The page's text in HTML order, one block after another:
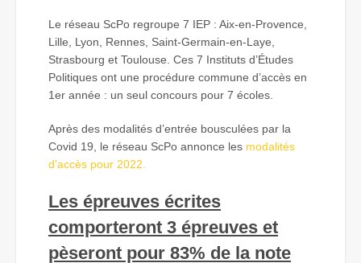
Le réseau ScPo regroupe 7 IEP : Aix-en-Provence,
Lille, Lyon, Rennes, Saint-Germain-en-Laye,
Strasbourg et Toulouse. Ces 7 Instituts d’Études
Politiques ont une procédure commune d’accès en
1er année : un seul concours pour 7 écoles.
Après des modalités d’entrée bousculées par la
Covid 19, le réseau ScPo annonce les modalités
d’accès pour 2022.
Les épreuves écrites
comporteront 3 épreuves et
pèseront pour 83% de la note